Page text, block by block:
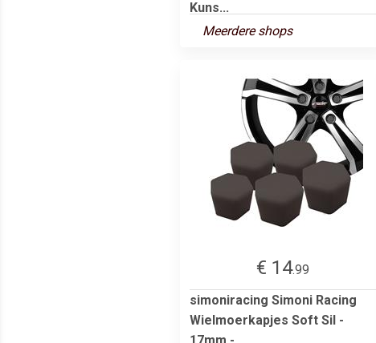
Kuns...
Meerdere shops
€ 14.99
simoniracing Simoni Racing
Wielmoerkapjes Soft Sil -
17mm - ...